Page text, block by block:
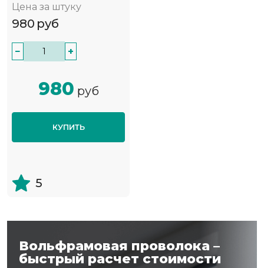
Цена за штуку
980 руб
− +
980 руб
КУПИТЬ
5
Вольфрамовая проволока –
быстрый расчет стоимости